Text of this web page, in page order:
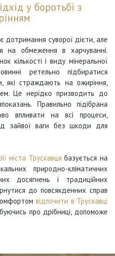
у боротьбі з
дотримання суворої дієти, але
на обмеження в харчуванні.
кількості і виду мінеральної
ретельно підбиратися
які страждають на ожиріння,
Це нерідко призводить до
Правильно підібрана
впливати на всі процеси,
зайвої ваги без шкоди для
міста Трускавця базується на
природно-кліматичних
досягнень і традиційних
до повсякденних справ
відпочити в Трускавці
про дрібниці, допоможе